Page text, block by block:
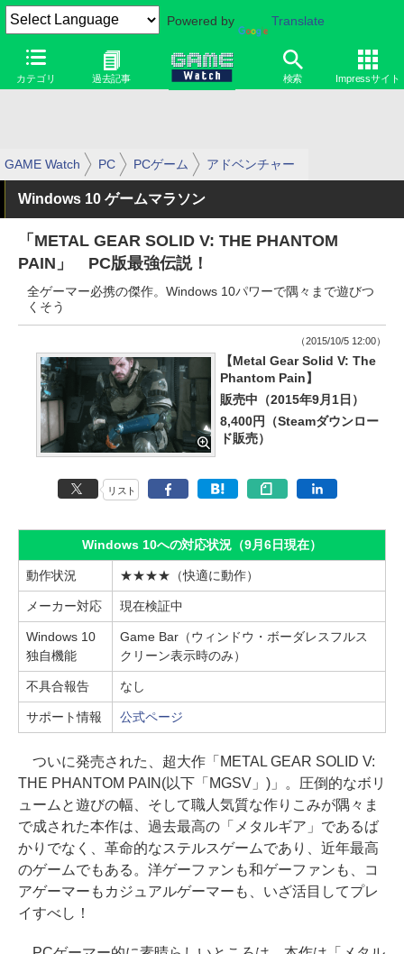
Powered by Translate
カテゴリ 過去記事 検索 Impressサイト
GAME Watch PC PCゲーム アドベンチャー
Windows 10 ゲームマラソン
「METAL GEAR SOLID V: THE PHANTOM
PAIN」 PC版最強伝説！
全ゲーマー必携の傑作。Windows 10パワーで隅々まで遊びつ
くそう
（2015/10/5 12:00）
【Metal Gear Solid V: The
Phantom Pain】
販売中（2015年9月1日）
8,400円（Steamダウンロー
ド販売）
リスト
Windows 10への対応状況（9月6日現在）
動作状況 ★★★★（快適に動作）
メーカー対応 現在検証中
Windows 10
独自機能
Game Bar（ウィンドウ・ボーダレスフルス
クリーン表示時のみ）
不具合報告 なし
サポート情報 公式ページ
ついに発売された、超大作「METAL GEAR SOLID V:
THE PHANTOM PAIN(以下「MGSV」)」。圧倒的なボリ
ュームと遊びの幅、そして職人気質な作りこみが隅々ま
で成された本作は、過去最高の「メタルギア」であるば
かりでなく、革命的なステルスゲームであり、近年最高
のゲームでもある。洋ゲーファンも和ゲーファンも、コ
アゲーマーもカジュアルゲーマーも、いざ活目してプレ
イすべし！